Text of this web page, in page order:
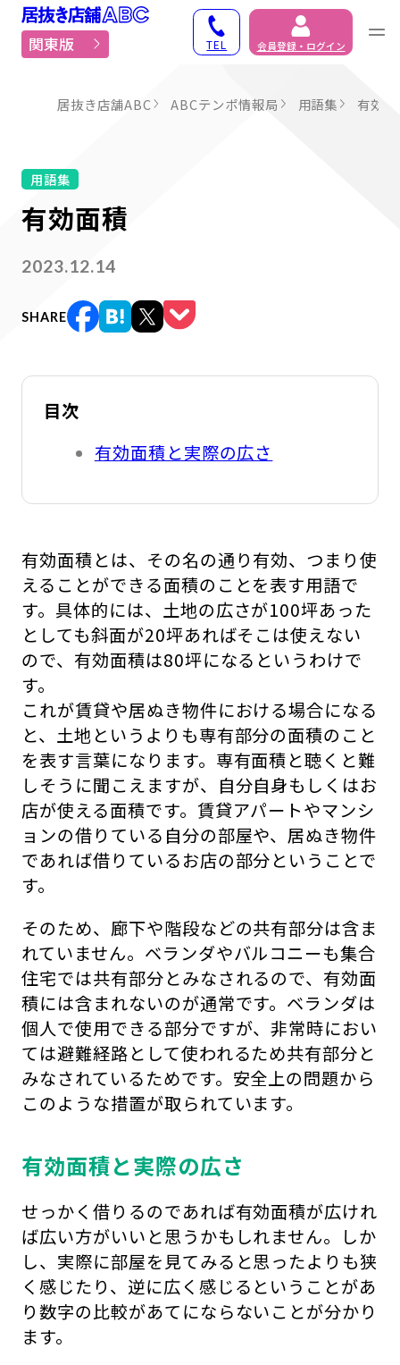
居抜き物件・貸店舗で
関東版 TEL 会員登録・ログイン
居抜き店舗ABC ABCテンポ情報局 用語集 有効
用語集
有効面積
2023.12.14
SHARE
目次
有効面積と実際の広さ
有効面積とは、その名の通り有効、つまり使
えることができる面積のことを表す用語で
す。具体的には、土地の広さが100坪あった
としても斜面が20坪あればそこは使えない
ので、有効面積は80坪になるというわけで
す。
これが賃貸や居ぬき物件における場合になる
と、土地というよりも専有部分の面積のこと
を表す言葉になります。専有面積と聴くと難
しそうに聞こえますが、自分自身もしくはお
店が使える面積です。賃貸アパートやマンシ
ョンの借りている自分の部屋や、居ぬき物件
であれば借りているお店の部分ということで
す。
そのため、廊下や階段などの共有部分は含ま
れていません。ベランダやバルコニーも集合
住宅では共有部分とみなされるので、有効面
積には含まれないのが通常です。ベランダは
個人で使用できる部分ですが、非常時におい
ては避難経路として使われるため共有部分と
みなされているためです。安全上の問題から
このような措置が取られています。
有効面積と実際の広さ
せっかく借りるのであれば有効面積が広けれ
ば広い方がいいと思うかもしれません。しか
し、実際に部屋を見てみると思ったよりも狭
く感じたり、逆に広く感じるということがあ
り数字の比較があてにならないことが分かり
ます。